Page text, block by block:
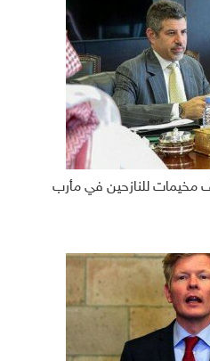
مخيمات للنازحين في مأرب